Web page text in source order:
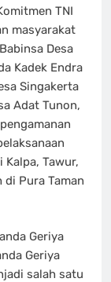
TNI
masyarakat
Desa
Kadek Endra
Singakerta
Adat Tunon,
Tawur,
Pura Taman
Geriya
Geriya
salah satu